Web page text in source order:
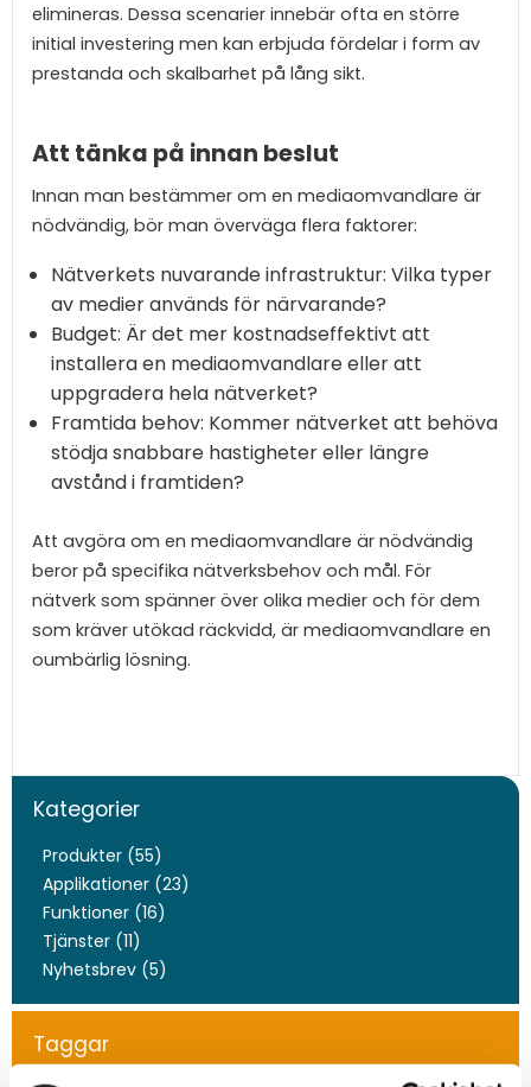
elimineras. Dessa scenarier innebär ofta en större
initial investering men kan erbjuda fördelar i form av
prestanda och skalbarhet på lång sikt.
Att tänka på innan beslut
Innan man bestämmer om en mediaomvandlare är
nödvändig, bör man överväga flera faktorer:
Nätverkets nuvarande infrastruktur: Vilka typer
av medier används för närvarande?
Budget: Är det mer kostnadseffektivt att
installera en mediaomvandlare eller att
uppgradera hela nätverket?
Framtida behov: Kommer nätverket att behöva
stödja snabbare hastigheter eller längre
avstånd i framtiden?
Att avgöra om en mediaomvandlare är nödvändig
beror på specifika nätverksbehov och mål. För
nätverk som spänner över olika medier och för dem
som kräver utökad räckvidd, är mediaomvandlare en
oumbärlig lösning.
Kategorier
Produkter (55)
Applikationer (23)
Funktioner (16)
Tjänster (11)
Nyhetsbrev (5)
Taggar